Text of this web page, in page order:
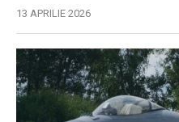
13 APRILIE 2026